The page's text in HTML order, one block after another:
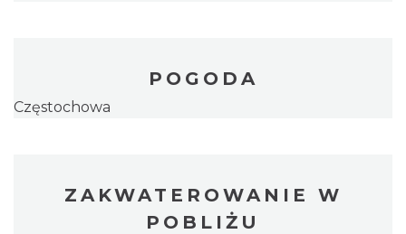
POGODA
Częstochowa
ZAKWATEROWANIE W
POBLIŻU